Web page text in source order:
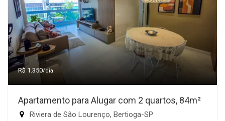
R$ 1.350/dia
Apartamento para Alugar com 2 quartos, 84m²
Riviera de São Lourenço, Bertioga-SP